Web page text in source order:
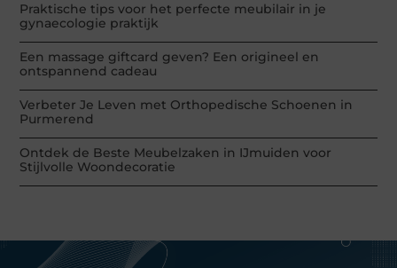
Praktische tips voor het perfecte meubilair in je
gynaecologie praktijk
Een massage giftcard geven? Een origineel en
ontspannend cadeau
Verbeter Je Leven met Orthopedische Schoenen in
Purmerend
Ontdek de Beste Meubelzaken in IJmuiden voor
Stijlvolle Woondecoratie